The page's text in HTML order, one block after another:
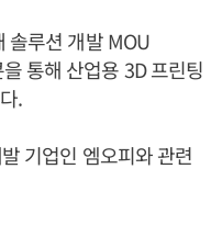
루션 개발 MOU
통해 산업용 3D 프린팅
.
기업인 엠오피와 관련